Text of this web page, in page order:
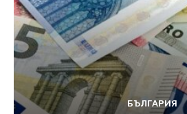
БЪЛГАРИЯ